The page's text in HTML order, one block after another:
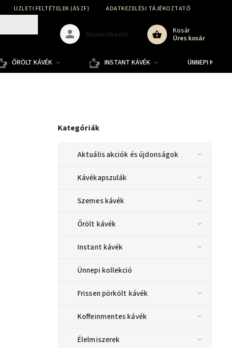
ÜZLETI FELTÉTELEK (ÁSZF) ADATKEZELÉSI TÁJÉKOZTATÓ
Kosár
Üres kosár
Bejelentkezés
ŐRÖLT KÁVÉK INSTANT KÁVÉK ÜNNEPI
Kategóriák
Aktuális akciók és újdonságok
Kávékapszulák
Szemes kávék
Őrölt kávék
Instant kávék
Ünnepi kollekció
Frissen pörkölt kávék
Koffeinmentes kávék
Élelmiszerek